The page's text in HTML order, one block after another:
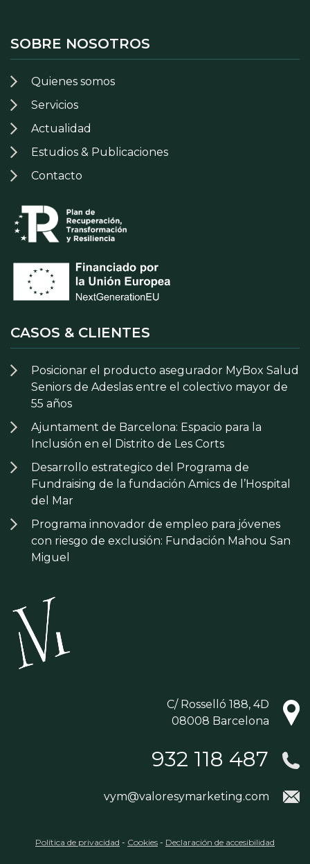
SOBRE NOSOTROS
Quienes somos
Servicios
Actualidad
Estudios & Publicaciones
Contacto
CASOS & CLIENTES
Posicionar el producto asegurador MyBox Salud
Seniors de Adeslas entre el colectivo mayor de
55 años
Ajuntament de Barcelona: Espacio para la
Inclusión en el Distrito de Les Corts
Desarrollo estrategico del Programa de
Fundraising de la fundación Amics de l’Hospital
del Mar
Programa innovador de empleo para jóvenes
con riesgo de exclusión: Fundación Mahou San
Miguel
C/ Rosselló 188, 4D
08008 Barcelona
932 118 487
vym@valoresymarketing.com
Política de privacidad - Cookies - Declaración de accesibilidad